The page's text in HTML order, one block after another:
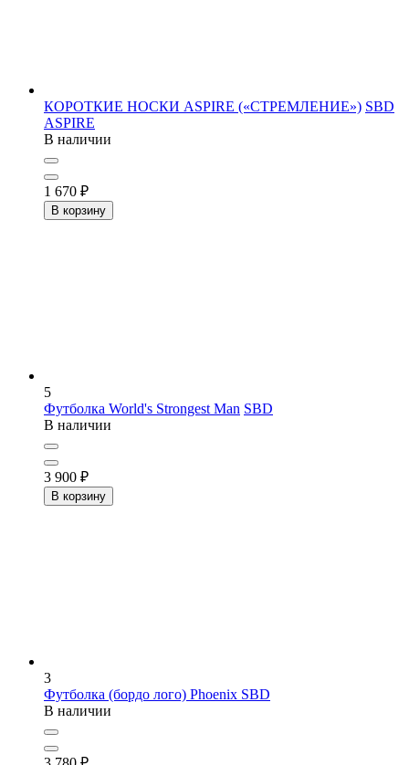
КОРОТКИЕ НОСКИ ASPIRE («СТРЕМЛЕНИЕ») SBD
ASPIRE
В наличии
1 670 ₽
В корзину
5
Футболка World's Strongest Man SBD
В наличии
3 900 ₽
В корзину
3
Футболка (бордо лого) Phoenix SBD
В наличии